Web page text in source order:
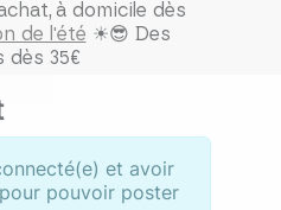
à domicile dès
de l'été ☀😎 Des
dès 35€
et avoir
pouvoir poster